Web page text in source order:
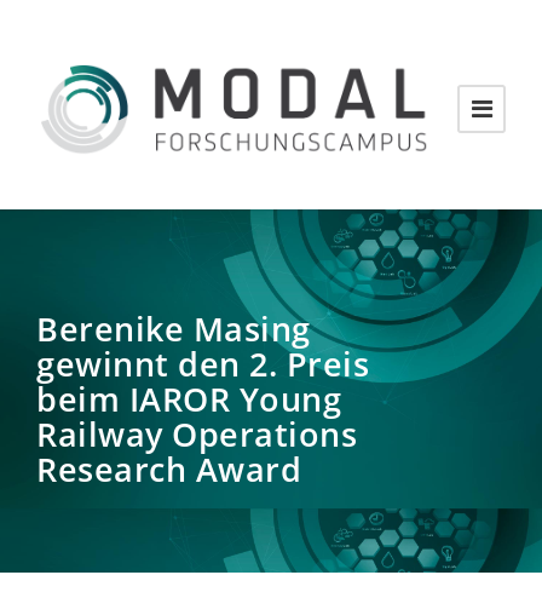
Berenike Masing
gewinnt den 2. Preis
beim IAROR Young
Railway Operations
Research Award